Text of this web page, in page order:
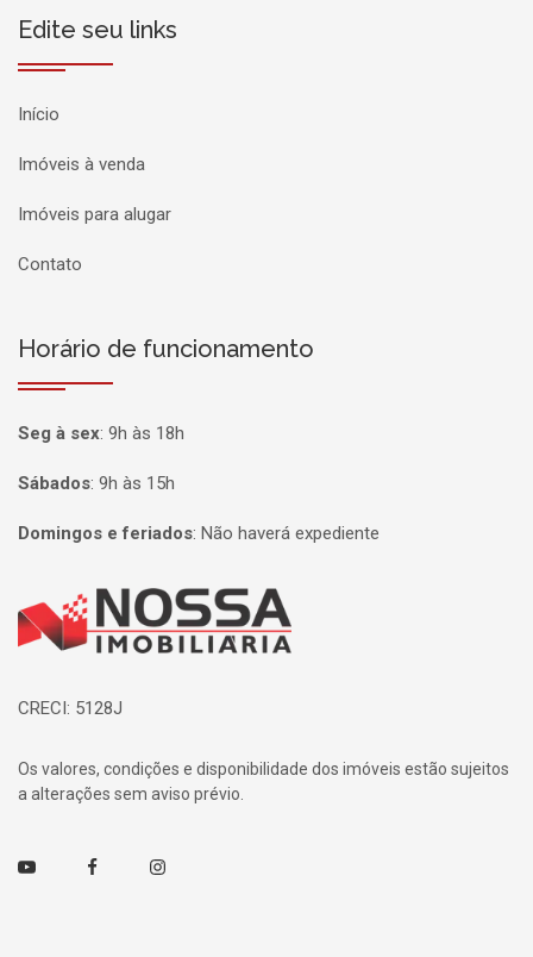
Edite seu links
Início
Imóveis à venda
Imóveis para alugar
Contato
Horário de funcionamento
Seg à sex: 9h às 18h
Sábados: 9h às 15h
Domingos e feriados: Não haverá expediente
Página inicial
CRECI: 5128J
Os valores, condições e disponibilidade dos imóveis estão sujeitos
a alterações sem aviso prévio.
Youtube FacebookInstagram